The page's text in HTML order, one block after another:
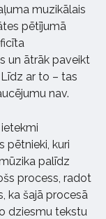
muzikālais
pētījumā
un ātrāk paveikt
ar to – tas
nav.
pētnieki, kuri
palīdz
process, radot
ka šajā procesā
dziesmu tekstu